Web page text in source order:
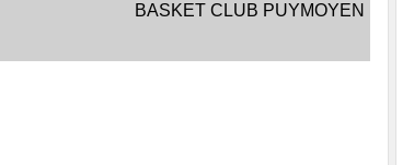
BASKET CLUB PUYMOYEN